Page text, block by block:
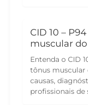
CID 10 –
muscular
Entenda o CID
tônus muscular
causas,
profissionais de